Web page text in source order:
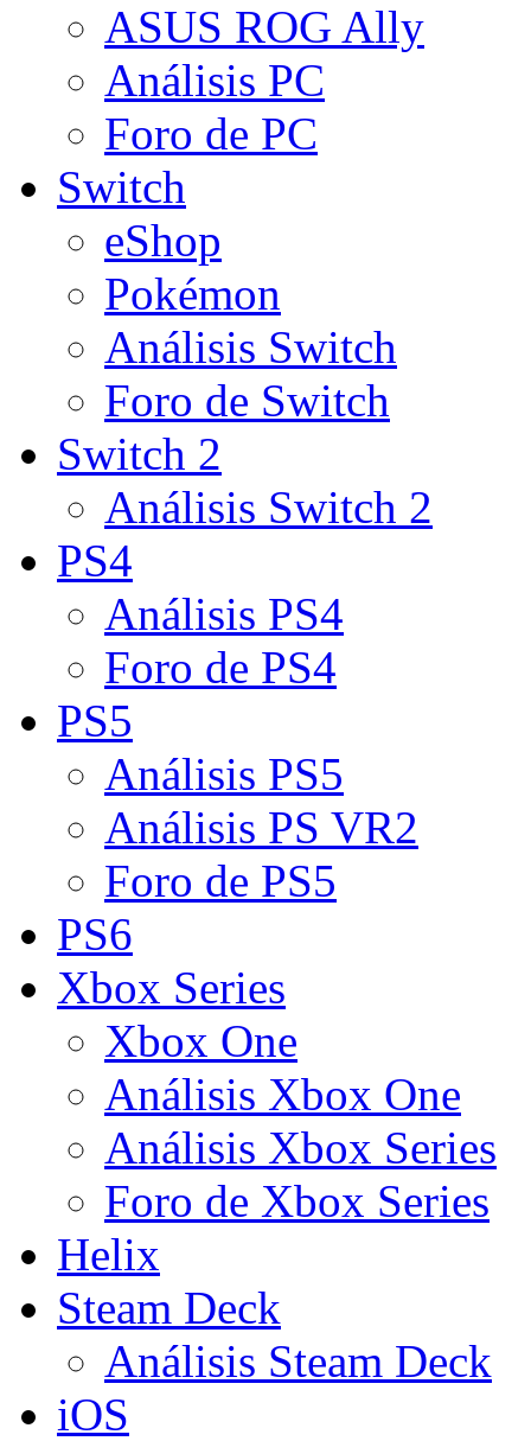
ASUS ROG Ally
Análisis PC
Foro de PC
Switch
eShop
Pokémon
Análisis Switch
Foro de Switch
Switch 2
Análisis Switch 2
PS4
Análisis PS4
Foro de PS4
PS5
Análisis PS5
Análisis PS VR2
Foro de PS5
PS6
Xbox Series
Xbox One
Análisis Xbox One
Análisis Xbox Series
Foro de Xbox Series
Helix
Steam Deck
Análisis Steam Deck
iOS